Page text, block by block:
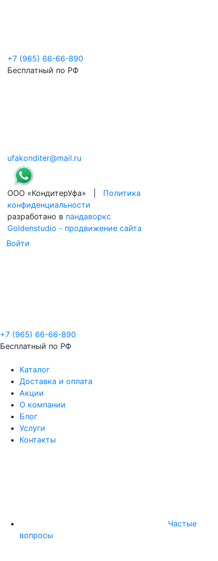
+7 (965) 66-66-890
Бесплатный по РФ
ufakonditer@mail.ru
ООО «КондитерУфа» | Политика
конфиденциальности
разработано в пандаворкс
Goldenstudio - продвижение сайта
Войти
+7 (965) 66-66-890
Бесплатный по РФ
Каталог
Доставка и оплата
Акции
О компании
Блог
Услуги
Контакты
Частые
вопросы